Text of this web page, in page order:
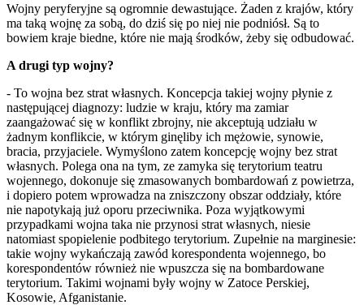
Wojny peryferyjne są ogromnie dewastujące. Żaden z krajów, który
ma taką wojnę za sobą, do dziś się po niej nie podniósł. Są to
bowiem kraje biedne, które nie mają środków, żeby się odbudować.
A drugi typ wojny?
- To wojna bez strat własnych. Koncepcja takiej wojny płynie z
następującej diagnozy: ludzie w kraju, który ma zamiar
zaangażować się w konflikt zbrojny, nie akceptują udziału w
żadnym konflikcie, w którym ginęliby ich mężowie, synowie,
bracia, przyjaciele. Wymyślono zatem koncepcję wojny bez strat
własnych. Polega ona na tym, ze zamyka się terytorium teatru
wojennego, dokonuje się zmasowanych bombardowań z powietrza,
i dopiero potem wprowadza na zniszczony obszar oddziały, które
nie napotykają już oporu przeciwnika. Poza wyjątkowymi
przypadkami wojna taka nie przynosi strat własnych, niesie
natomiast spopielenie podbitego terytorium. Zupełnie na marginesie:
takie wojny wykańczają zawód korespondenta wojennego, bo
korespondentów również nie wpuszcza się na bombardowane
terytorium. Takimi wojnami były wojny w Zatoce Perskiej,
Kosowie, Afganistanie.